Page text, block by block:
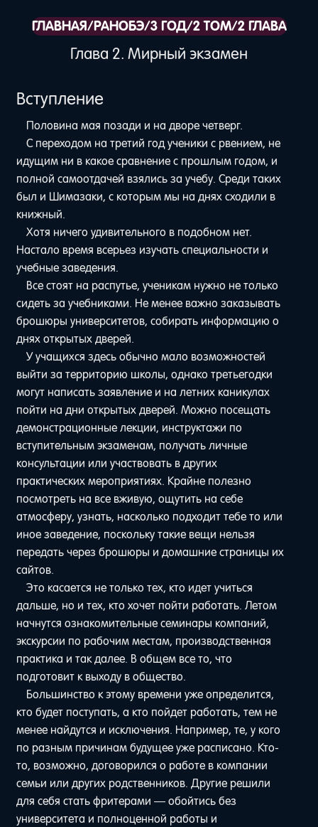
ГЛАВНАЯ/РАНОБЭ/3 ГОД/2 ТОМ/2 ГЛАВА
Глава 2. Мирный экзамен
Вступление
Половина мая позади и на дворе четверг.
С переходом на третий год ученики с рвением, не
идущим ни в какое сравнение с прошлым годом, и
полной самоотдачей взялись за учебу. Среди таких
был и Шимазаки, с которым мы на днях сходили в
книжный.
Хотя ничего удивительного в подобном нет.
Настало время всерьез изучать специальности и
учебные заведения.
Все стоят на распутье, ученикам нужно не только
сидеть за учебниками. Не менее важно заказывать
брошюры университетов, собирать информацию о
днях открытых дверей.
У учащихся здесь обычно мало возможностей
выйти за территорию школы, однако третьегодки
могут написать заявление и на летних каникулах
пойти на дни открытых дверей. Можно посещать
демонстрационные лекции, инструктажи по
вступительным экзаменам, получать личные
консультации или участвовать в других
практических мероприятиях. Крайне полезно
посмотреть на все вживую, ощутить на себе
атмосферу, узнать, насколько подходит тебе то или
иное заведение, поскольку такие вещи нельзя
передать через брошюры и домашние страницы их
сайтов.
Это касается не только тех, кто идет учиться
дальше, но и тех, кто хочет пойти работать. Летом
начнутся ознакомительные семинары компаний,
экскурсии по рабочим местам, производственная
практика и так далее. В общем все то, что
подготовит к выходу в общество.
Большинство к этому времени уже определится,
кто будет поступать, а кто пойдет работать, тем не
менее найдутся и исключения. Например, те, у кого
по разным причинам будущее уже расписано. Кто-
то, возможно, договорился о работе в компании
семьи или других родственников. Другие решили
для себя стать фритерами — обойтись без
университета и полноценной работы и